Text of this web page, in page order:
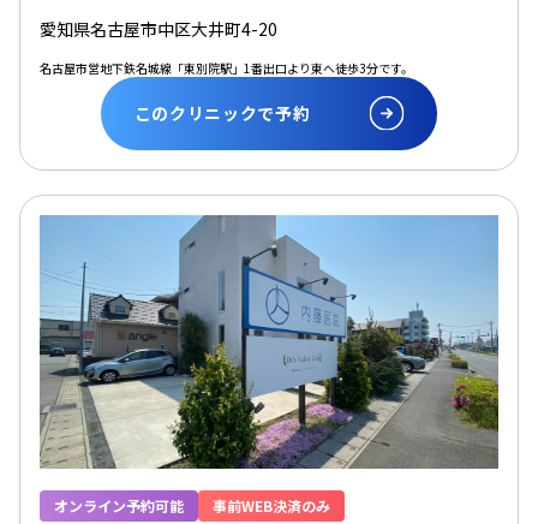
愛知県名古屋市中区大井町4-20
名古屋市営地下鉄名城線「東別院駅」1番出口より東へ徒歩3分です。
このクリニックで予約
オンライン予約可能 事前WEB決済のみ